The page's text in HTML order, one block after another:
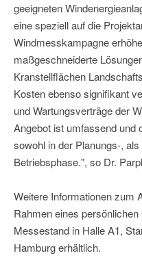
geeigneten
eine speziell auf die
Windmesskampagne
maßgeschneiderte
Kranstellflächen
Kosten ebenso signifikant
und Wartungsverträge der
Angebot ist umfassend und
sowohl in der Planungs-,
Betriebsphase.", so Dr.
Weitere Informationen zum
Rahmen eines
Messestand in Halle A1,
Hamburg erhältlich.